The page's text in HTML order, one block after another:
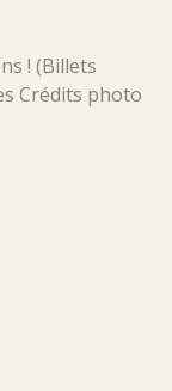
! (Billets
Crédits photo